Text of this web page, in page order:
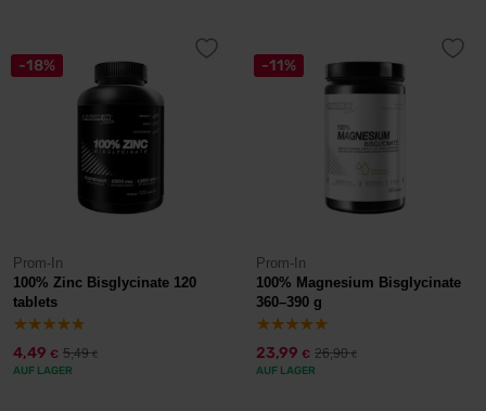
-18%
Prom-In
100% Zinc Bisglycinate 120
tablets
4,49 € 5,49€
AUF LAGER
-11%
Prom-In
100% Magnesium Bisglycinate
360–390 g
23,99 € 26,90€
AUF LAGER